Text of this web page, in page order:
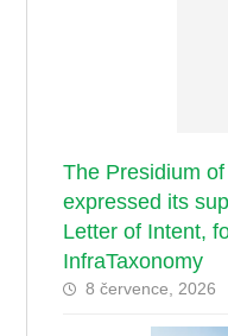
The Presidium
expressed its
Letter of Intent,
InfraTaxonomy
8 července, 2026